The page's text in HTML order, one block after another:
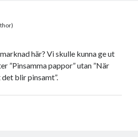
här? Vi skulle kunna ge ut
”Pinsamma pappor” utan ”När
blir pinsamt”.